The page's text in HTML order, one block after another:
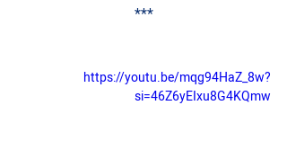
***
https://youtu.be/mqg94HaZ_8w?
si=46Z6yEIxu8G4KQmw